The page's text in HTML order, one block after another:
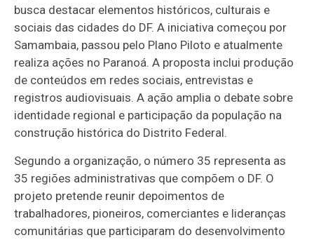
busca destacar elementos históricos, culturais e
sociais das cidades do DF. A iniciativa começou por
Samambaia, passou pelo Plano Piloto e atualmente
realiza ações no Paranoá. A proposta inclui produção
de conteúdos em redes sociais, entrevistas e
registros audiovisuais. A ação amplia o debate sobre
identidade regional e participação da população na
construção histórica do Distrito Federal.
Segundo a organização, o número 35 representa as
35 regiões administrativas que compõem o DF. O
projeto pretende reunir depoimentos de
trabalhadores, pioneiros, comerciantes e lideranças
comunitárias que participaram do desenvolvimento